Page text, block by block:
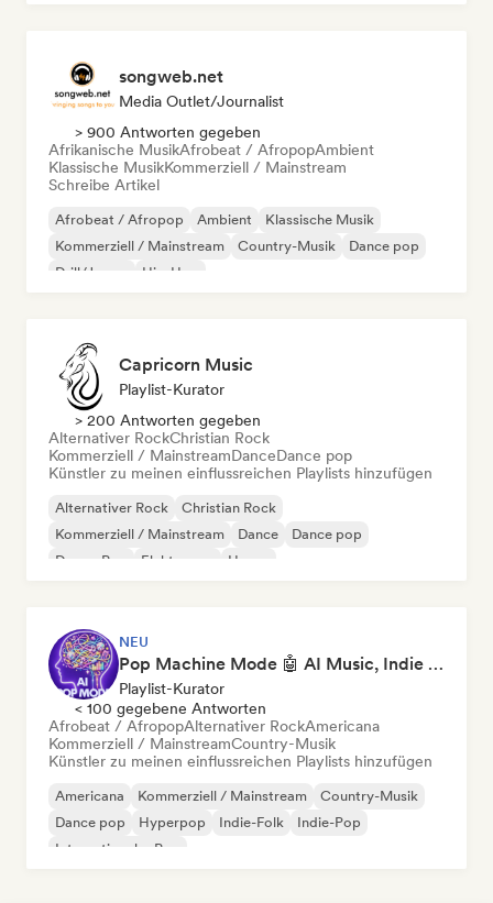
songweb.net
Media Outlet/Journalist
> 900 Antworten gegeben
Afrikanische MusikAfrobeat / AfropopAmbient
Klassische MusikKommerziell / Mainstream
Schreibe Artikel
Afrobeat / Afropop Ambient
Klassische Musik
Kommerziell / Mainstream
Country-Musik
Dance pop
Drill/Jersey
Hip-Hop
Capricorn Music
Playlist-Kurator
> 200 Antworten gegeben
Alternativer RockChristian Rock
Kommerziell / MainstreamDanceDance pop
Künstler zu meinen einflussreichen Playlists hinzufügen
Alternativer Rock
Christian Rock
Kommerziell / Mainstream
Dance
Dance pop
Dream Pop
Elektropop House
NEU
Pop Machine Mode 🤖 AI Music, Indie Pop & Dream Pop
Playlist-Kurator
< 100 gegebene Antworten
Afrobeat / AfropopAlternativer RockAmericana
Kommerziell / MainstreamCountry-Musik
Künstler zu meinen einflussreichen Playlists hinzufügen
Americana Kommerziell / Mainstream
Country-Musik
Dance pop
Hyperpop Indie-Folk
Indie-Pop
Internationaler Pop